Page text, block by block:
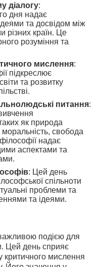
діалогу:
дня надає
та досвідом між
різних країн. Це
розуміння та
мислення:
підкреслює
та розвитку
питання:
як природа
моральність, свобода
надає
аспектами та
: Цей день
спільноти
проблеми та
та ідеями.
подією для
Цей день сприяє
критичного мислення